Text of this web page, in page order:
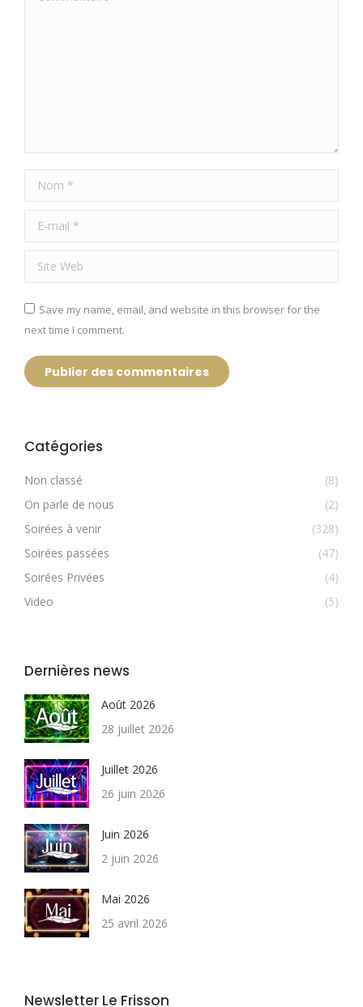
Nom *
E-mail *
Site Web
Save my name, email, and website in this browser for the
next time I comment.
Publier des commentaires
Catégories
Non classé
(8)
On parle de nous
(2)
Soirées à venir
(328)
Soirées passées
(47)
Soirées Privées
(4)
Video
(5)
Dernières news
Août 2026
28 juillet 2026
Juillet 2026
26 juin 2026
Juin 2026
2 juin 2026
Mai 2026
25 avril 2026
Newsletter Le Frisson